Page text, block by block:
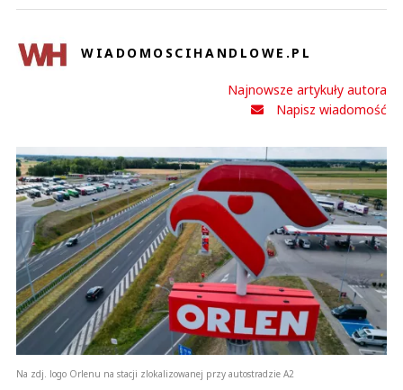
WIADOMOSCIHANDLOWE.PL
Najnowsze artykuły autora
Napisz wiadomość
Na zdj. logo Orlenu na stacji zlokalizowanej przy autostradzie A2